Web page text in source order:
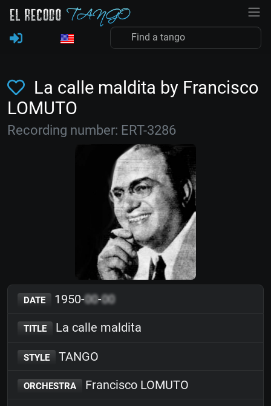
La calle maldita by Francisco
LOMUTO
Recording number: ERT-3286
DATE 1950-00-00
TITLE La calle maldita
STYLE TANGO
ORCHESTRA Francisco LOMUTO